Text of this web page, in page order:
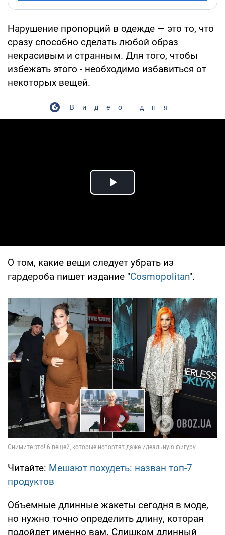
Нарушение пропорций в одежде — это то, что
сразу способно сделать любой образ
некрасивым и странным. Для того, чтобы
избежать этого - необходимо избавиться от
некоторых вещей.
Видео дня
Play Video
О том, какие вещи следует убрать из
гардероба пишет издание "Cosmopolitan".
Читайте: Мешают похудеть: назван топ-7
продуктов
Объемные длинные жакеты сегодня в моде,
но нужно точно определить длину, которая
подойдет именно вам. Слишком длинный